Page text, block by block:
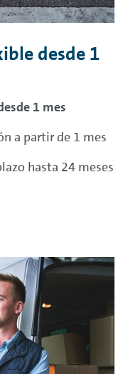
desde 1
1 mes
a partir de 1 mes
hasta 24 meses